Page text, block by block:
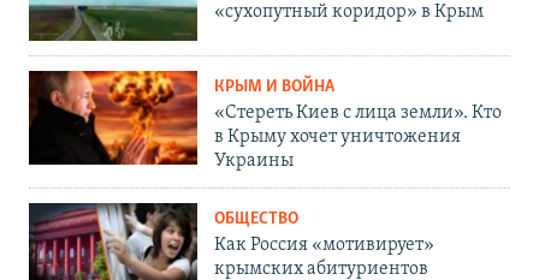
«сухопутный коридор» в Крым
КРЫМ И ВОЙНА
«Стереть Киев с лица земли». Кто
в Крыму хочет уничтожения
Украины
ОБЩЕСТВО
Как Россия «мотивирует»
крымских абитуриентов